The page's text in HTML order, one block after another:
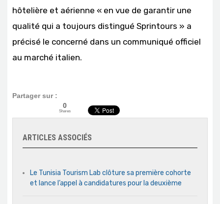
hôtelière et aérienne « en vue de garantir une
qualité qui a toujours distingué Sprintours » a
précisé le concerné dans un communiqué officiel
au marché italien.
Partager sur :
0
Shares
ARTICLES ASSOCIÉS
Le Tunisia Tourism Lab clôture sa première cohorte
et lance l’appel à candidatures pour la deuxième